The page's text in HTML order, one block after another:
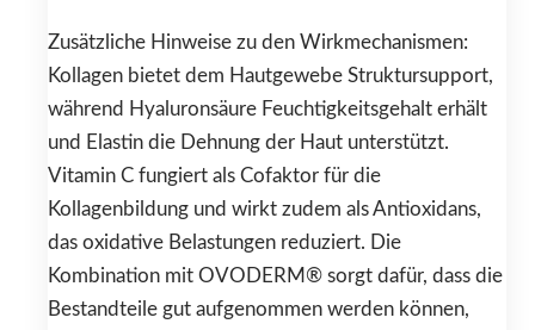
Zusätzliche Hinweise zu den Wirkmechanismen:
Kollagen bietet dem Hautgewebe Struktursupport,
während Hyaluronsäure Feuchtigkeitsgehalt erhält
und Elastin die Dehnung der Haut unterstützt.
Vitamin C fungiert als Cofaktor für die
Kollagenbildung und wirkt zudem als Antioxidans,
das oxidative Belastungen reduziert. Die
Kombination mit OVODERM® sorgt dafür, dass die
Bestandteile gut aufgenommen werden können,